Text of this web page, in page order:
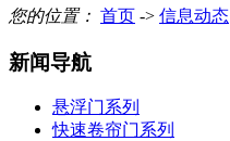
您的位置： 首页 -> 信息动态
新闻导航
悬浮门系列
快速卷帘门系列